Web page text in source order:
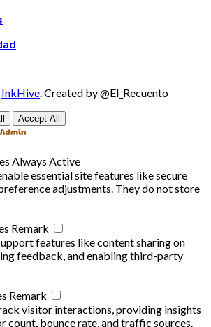
InkHive.Created by @El_Recuento
Accept All
Always Active
essential site features like secure
adjustments. They do not store
Remark
features like content sharing on
feedback, and enabling third-party
Remark
visitor interactions, providing insights
count, bounce rate, and traffic sources.